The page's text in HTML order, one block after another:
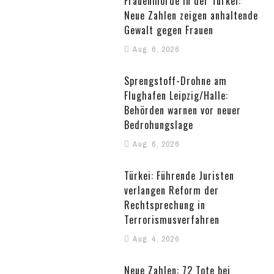
Neue Zahlen zeigen anhaltende
Gewalt gegen Frauen
Aug. 6, 2026
Sprengstoff-Drohne am
Flughafen Leipzig/Halle:
Behörden warnen vor neuer
Bedrohungslage
Aug. 6, 2026
Türkei: Führende Juristen
verlangen Reform der
Rechtsprechung in
Terrorismusverfahren
Aug. 4, 2026
Neue Zahlen: 72 Tote bei